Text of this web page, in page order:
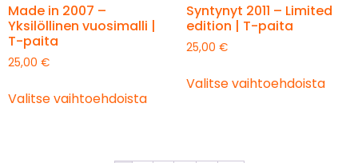
Made in 2007 –
Yksilöllinen vuosimalli |
T-paita
25,00 €
Valitse vaihtoehdoista
Syntynyt 2011 – Limited
edition | T-paita
25,00 €
Valitse vaihtoehdoista